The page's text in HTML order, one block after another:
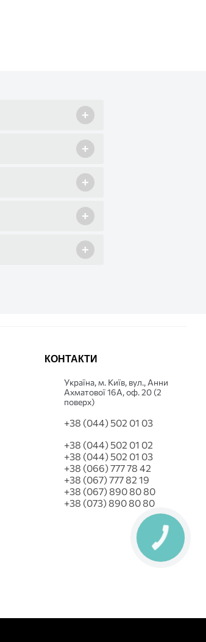
+
+
+
+
+
КОНТАКТИ
Українa, м. Київ, вул., Анни
Ахматової 16А, оф. 20 (2
поверх)
+38 (044) 502 01 03
+38 (044) 502 01 02
+38 (044) 502 01 03
+38 (066) 777 78 42
+38 (067) 777 82 19
+38 (067) 890 80 80
+38 (073) 890 80 80